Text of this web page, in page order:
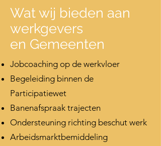
Wat wij bieden aan
werkgevers
en Gemeenten
Jobcoaching op de werkvloer
Begeleiding binnen de
Participatiewet
Banenafspraak trajecten
Ondersteuning richting beschut werk
Arbeidsmarktbemiddeling